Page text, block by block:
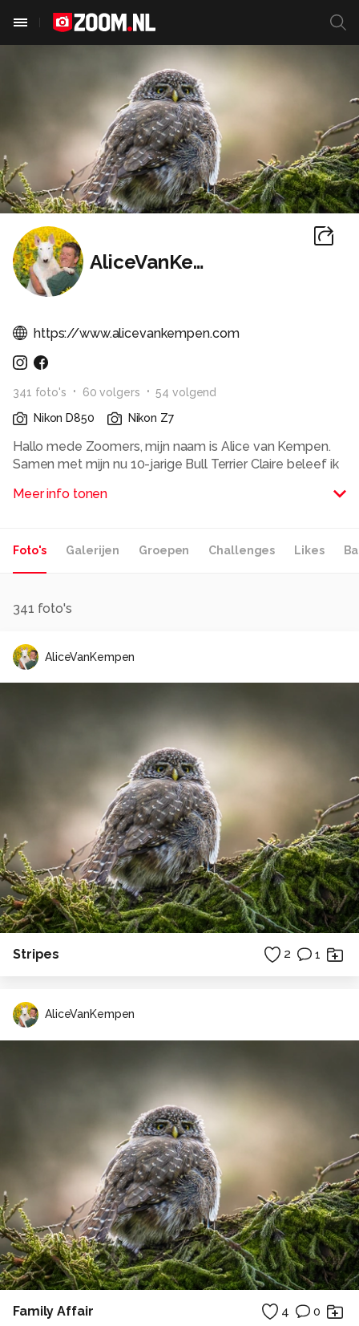
AliceVanKempen
https://www.alicevankempen.com
341 foto's 60 volgers 54 volgend
Nikon D850
Nikon Z7
Hallo mede Zoomers, mijn naam is Alice van Kempen.
Samen met mijn nu 10-jarige Bull Terrier Claire beleef ik
bezoeken verlaten fabrieken, huizen, kerken en al wat
muse, ze fungeert vaak als model. Urbex fotografie met
een twist ofwel FURBEX.
omstandigheden in verlaten panden zijn meestal heel
uitzondering, dit vergt uiterste concentratie van Claire,
ze moet immers doodstil blijven zitten omdat haar
Meer info tonen
Foto's Galerijen Groepen Challenges Likes
341 foto's
AliceVanKempen
Stripes 2 1
AliceVanKempen
Family Affair 4 0